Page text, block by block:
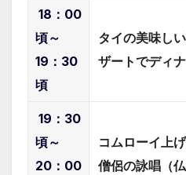
18：00
頃～
19：30
頃
タイの美味し
ザートでディ
19：30
頃～
20：00
コムローイ上
僧侶の詠唱（仏